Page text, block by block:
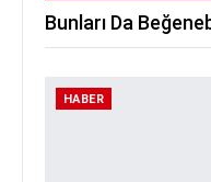
Bunları Da
HABER